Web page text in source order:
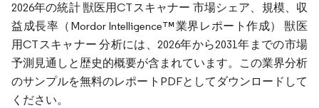
2026年の統計 獣医用CTスキャナー 市場シェア、規模、収
益成長率（Mordor Intelligence™業界レポート作成） 獣医
用CTスキャナー 分析には、2026年から2031年までの市場
予測見通しと歴史的概要が含まれています。この業界分析
のサンプルを無料のレポートPDFとしてダウンロードして
ください。